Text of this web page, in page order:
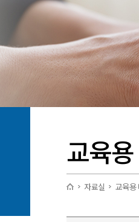
교육
자료실 교육용